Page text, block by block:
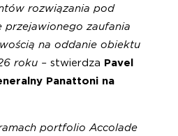
rozwiązania pod
przejawionego zaufania
na oddanie obiektu
roku – stwierdza Pavel
Panattoni na
portfolio Accolade